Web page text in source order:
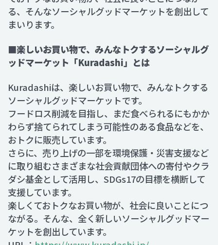
る、そんなソーシャルグッドマーケットを創出して
まいります。
■楽しいお買い物で、みんなトクするソーシャルグ
ッドマーケット「Kuradashi」とは
Kuradashiは、楽しいお買い物で、みんなトクする
ソーシャルグッドマーケットです。
フードロス削減を目指し、まだ食べられるにもかか
わらず捨てられてしまう可能性のある食品などを、
おトクに販売しています。
さらに、売り上げの一部を環境保護・災害支援など
に取り組むさまざまな社会貢献団体への寄付やクラ
ダシ基金として活用し、SDGs17の目標を横断して
支援しています。
楽しくておトクなお買い物が、社会に良いことにつ
ながる。そんな、全く新しいソーシャルグッドマー
ケットを創出しています。